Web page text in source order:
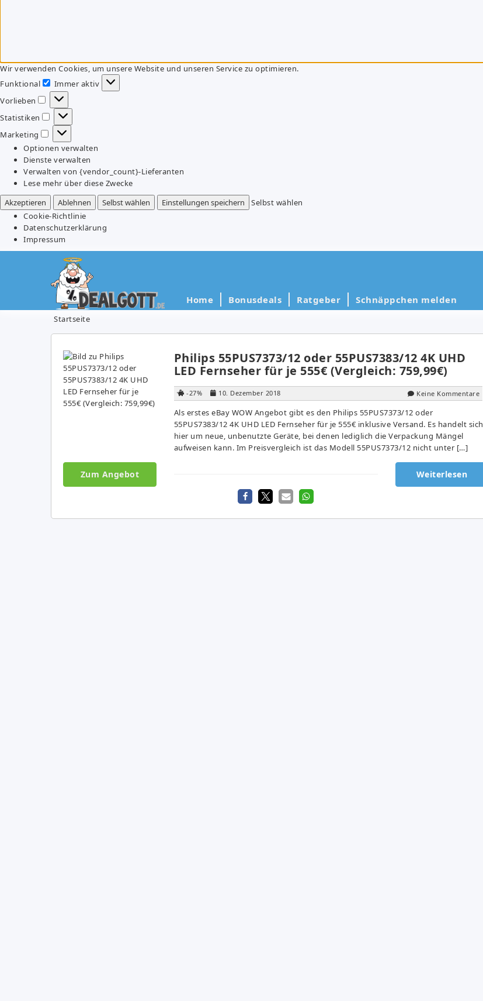
Wir verwenden Cookies, um unsere Website und unseren Service zu optimieren.
Funktional
Funktional
Immer aktiv
Vorlieben
Vorlieben
Statistiken
Statistiken
Marketing
Marketing
Optionen verwalten
Dienste verwalten
Verwalten von {vendor_count}-Lieferanten
Lese mehr über diese Zwecke
Akzeptieren
Ablehnen Selbst wählen Einstellungen speichern
Selbst wählen
Cookie-Richtlinie
Datenschutzerklärung
Impressum
Home Bonusdeals Ratgeber Schnäppchen melden
Startseite
Philips 55PUS7373/12 oder 55PUS7383/12 4K UHD
LED Fernseher für je 555€ (Vergleich: 759,99€)
-27% 10. Dezember 2018 Keine Kommentare
Als erstes eBay WOW Angebot gibt es den Philips 55PUS7373/12 oder
55PUS7383/12 4K UHD LED Fernseher für je 555€ inklusive Versand. Es handelt sich
hier um neue, unbenutzte Geräte, bei denen lediglich die Verpackung Mängel
aufweisen kann. Im Preisvergleich ist das Modell 55PUS7373/12 nicht unter […]
Zum Angebot Weiterlesen